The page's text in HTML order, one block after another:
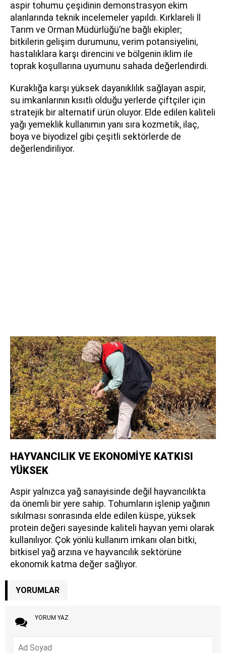
aspir tohumu çeşidinin demonstrasyon ekim
alanlarında teknik incelemeler yapıldı. Kırklareli İl
Tarım ve Orman Müdürlüğü’ne bağlı ekipler;
bitkilerin gelişim durumunu, verim potansiyelini,
hastalıklara karşı direncini ve bölgenin iklim ile
toprak koşullarına uyumunu sahada değerlendirdi.
Kuraklığa karşı yüksek dayanıklılık sağlayan aspir,
su imkanlarının kısıtlı olduğu yerlerde çiftçiler için
stratejik bir alternatif ürün oluyor. Elde edilen kaliteli
yağı yemeklik kullanımın yanı sıra kozmetik, ilaç,
boya ve biyodizel gibi çeşitli sektörlerde de
değerlendiriliyor.
HAYVANCILIK VE EKONOMİYE KATKISI
YÜKSEK
Aspir yalnızca yağ sanayisinde değil hayvancılıkta
da önemli bir yere sahip. Tohumların işlenip yağının
sıkılması sonrasında elde edilen küspe, yüksek
protein değeri sayesinde kaliteli hayvan yemi olarak
kullanılıyor. Çok yönlü kullanım imkanı olan bitki,
bitkisel yağ arzına ve hayvancılık sektörüne
ekonomik katma değer sağlıyor.
YORUMLAR
YORUM YAZ